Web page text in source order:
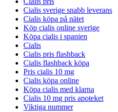
Cialis sverige snabb leverans
Cialis köpa på nätet
Köp cialis online sverige
Köpa cialis i spanien
Cialis
Cialis pris flashback
Cialis flashback köpa
Pris cialis 10 mg
Cialis köpa online
Köpa cialis med klarna
Cialis 10 mg pris apoteket
Viktiga nummer